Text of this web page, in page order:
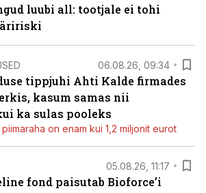
luubi all: tootjale ei tohi
äririski
06.08.26, 09:34
tippjuhi Ahti Kalde firmades
kasum samas nii
ka sulas pooleks
on enam kui 1,2 miljonit eurot
05.08.26, 11:17
fond paisutab Bioforce’i